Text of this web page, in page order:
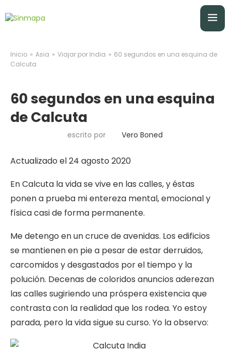
Inicio » Asia » Viajar por India » 60 segundos en una esquina de
Calcuta
60 segundos en una esquina
de Calcuta
escrito por Vero Boned
Actualizado el 24 agosto 2020
En Calcuta la vida se vive en las calles, y éstas
ponen a prueba mi entereza mental, emocional y
física casi de forma permanente.
Me detengo en un cruce de avenidas. Los edificios
se mantienen en pie a pesar de estar derruidos,
carcomidos y desgastados por el tiempo y la
polución. Decenas de coloridos anuncios aderezan
las calles sugiriendo una próspera existencia que
contrasta con la realidad que los rodea. Yo estoy
parada, pero la vida sigue su curso. Yo la observo: